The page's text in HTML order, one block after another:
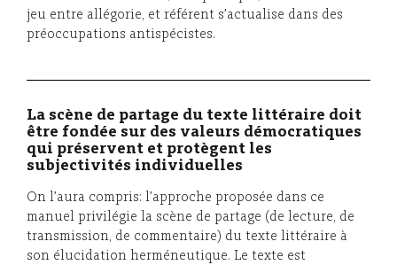
jeu entre allégorie, et référent s’actualise dans des
préoccupations antispécistes.
La scène de partage du texte littéraire doit
être fondée sur des valeurs démocratiques
qui préservent et protègent les
subjectivités individuelles
On l’aura compris: l’approche proposée dans ce
manuel privilégie la scène de partage (de lecture, de
transmission, de commentaire) du texte littéraire à
son élucidation herméneutique. Le texte est